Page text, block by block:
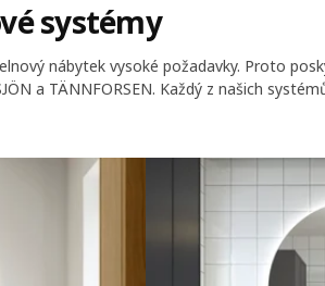
systémy
nábytek vysoké požadavky. Proto
a TÄNNFORSEN. Každý z našich